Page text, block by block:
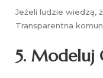
Jeżeli ludzie wiedzą,
Transparentna
5. Modeluj